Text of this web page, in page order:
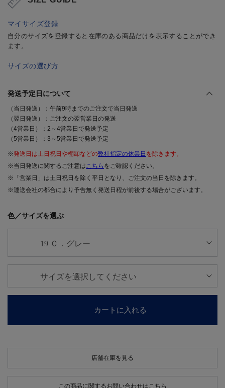
マイサイズ登録
自分のサイズを登録すると在庫のある商品だけを表示することができ
ます。
サイズの選び方
発送予定日について
（当日発送）：午前9時までのご注文で当日発送
（翌日発送）：ご注文の翌営業日の発送
（4営業日）：2～4営業日で発送予定
（5営業日）：3～5営業日で発送予定
※発送日は土日祝日や棚卸などの弊社指定の休業日 を除きます。
※当日発送に関するご注意はこちら をご確認ください。
※「営業日」は土日祝日を除く平日となり、ご注文の当日を除きます。
※運送会社の都合により予告無く発送日程が前後する場合がございます。
色／サイズを選ぶ
カートに入れる
店舗在庫を見る
この商品に関するお問い合わせはこちら